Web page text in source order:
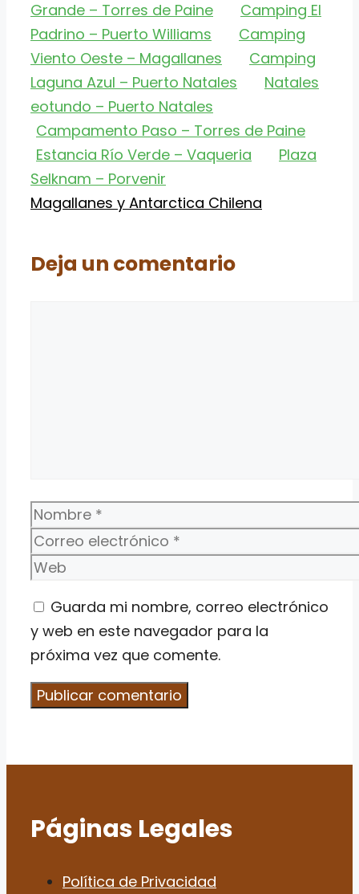
Grande – Torres de Paine
Camping El
Padrino – Puerto Williams
Camping
Viento Oeste – Magallanes
Camping
Laguna Azul – Puerto Natales
Natales
eotundo – Puerto Natales
Campamento Paso – Torres de Paine
Estancia Río Verde – Vaqueria
Plaza
Selknam – Porvenir
Categorías
Magallanes y Antarctica Chilena
Deja un comentario
Nombre
Correo
electrónico
Web
Guarda mi nombre, correo electrónico
y web en este navegador para la
próxima vez que comente.
Páginas Legales
Política de Privacidad